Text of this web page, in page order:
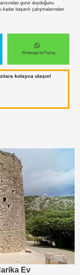
gurur duyduğunu
başarılı çalışmalarından
Whatsapp'da Paylaş
kolayca ulaşın!
Ev